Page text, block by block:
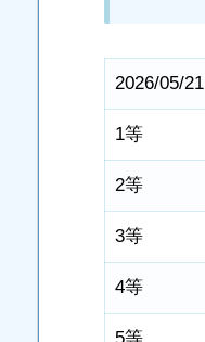
2026/05/21
1等
2等
3等
4等